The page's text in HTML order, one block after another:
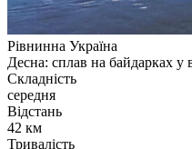
Рівнинна Україна
Десна: сплав на байдарках у
Складність
середня
Відстань
42 км
Тривалість